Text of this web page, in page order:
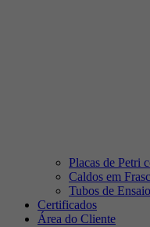
Placas de Petri
Caldos em
Tubos de
Certificados
Área do Cliente